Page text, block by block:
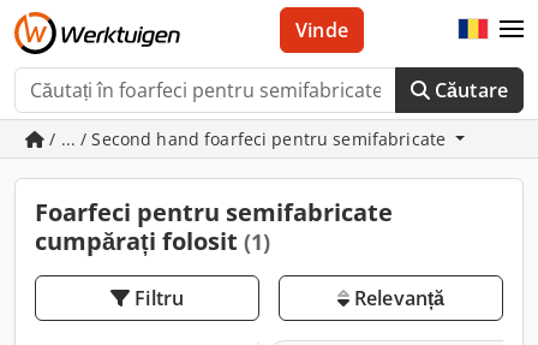
Căutare
Vinde
/ ... / Second hand foarfeci pentru semifabricate
Foarfeci pentru semifabricate
cumpărați folosit (1)
Filtru Relevanță